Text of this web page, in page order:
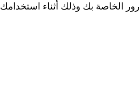
الخاصة بك وذلك أثناء استخدامك